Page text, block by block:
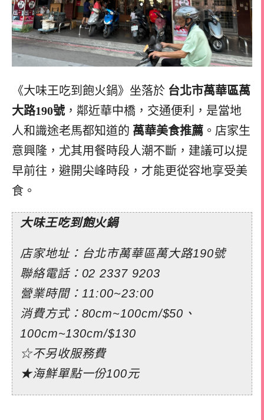
《大味王吃到飽火鍋》坐落於 台北市萬華區萬
大路190號，鄰近華中橋，交通便利，是當地
人和識途老馬都知道的 萬華美食推薦 。店家生
意興隆，尤其用餐時段人潮不斷，建議可以提
早前往，避開尖峰時段，才能更從容地享受美
食。
大味王吃到飽火鍋
店家地址：台北市萬華區萬大路190號
聯絡電話：02 2337 9203
營業時間：11:00~23:00
消費方式：80cm~100cm/$50、
100cm~130cm/$130
☆不另收服務費
★海鮮單點一份100元